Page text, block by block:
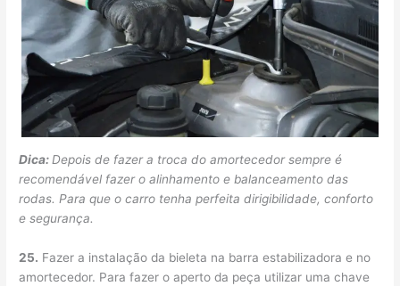
Dica: Depois de fazer a troca do amortecedor sempre é
recomendável fazer o alinhamento e balanceamento das
rodas. Para que o carro tenha perfeita dirigibilidade, conforto
e segurança.
25. Fazer a instalação da bieleta na barra estabilizadora e no
amortecedor. Para fazer o aperto da peça utilizar uma chave